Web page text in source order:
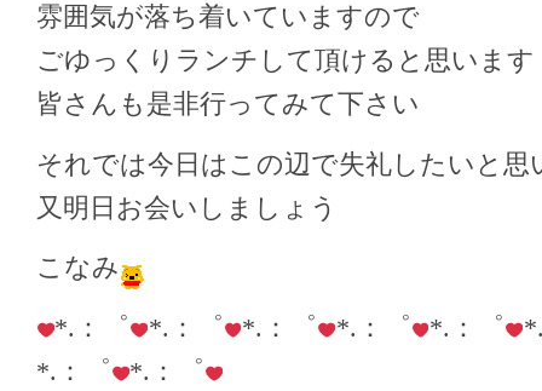
雰囲気が落ち着いていますので
ごゆっくりランチして頂けると思います
皆さんも是非行ってみて下さい
それでは今日はこの辺で失礼したいと思
又明日お会いしましょう
こなみ
*.：゜ *.：゜ *.：゜ *.：゜ *.：゜
*.：゜
*.：゜